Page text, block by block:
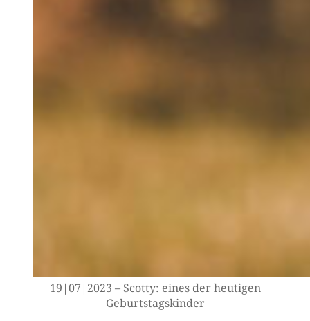
19|07|2023 – Scot­ty: eines der heu­ti­gen
Geburtstagskinder